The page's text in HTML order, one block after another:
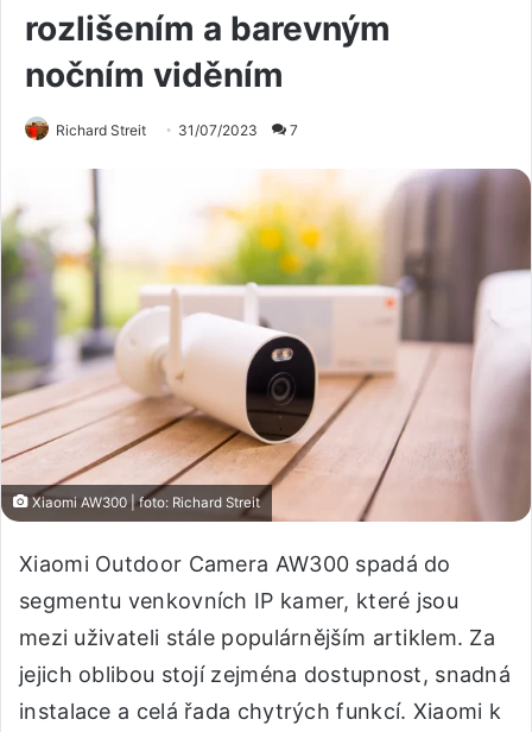
rozlišením a barevným
nočním viděním
Richard Streit 31/07/2023 7
Xiaomi AW300 | foto: Richard Streit
Xiaomi Outdoor Camera AW300 spadá do
segmentu venkovních IP kamer, které jsou
mezi uživateli stále populárnějším artiklem. Za
jejich oblibou stojí zejména dostupnost, snadná
instalace a celá řada chytrých funkcí. Xiaomi k